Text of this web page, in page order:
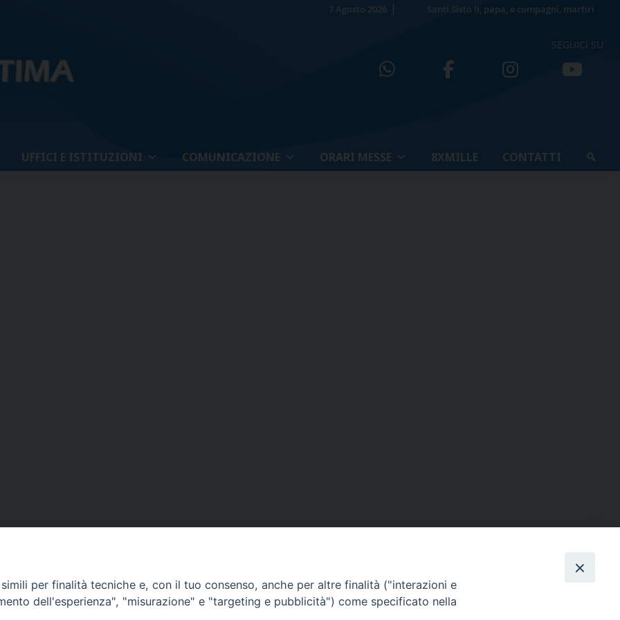
7 Agosto 2026 Santi Sisto II, papa, e compagni, martiri
SEGUICI SU
UFFICI E ISTITUZIONI COMUNICAZIONE ORARI MESSE 8XMILLE CONTATTI
Curia Massa Marittima:
P.zza Garibaldi 1 Tel: 0566 902039
SEGUICI SU
per finalità tecniche e, con il tuo consenso, anche per altre finalità ("interazioni e
dell'esperienza", "misurazione" e "targeting e pubblicità") come specificato nella